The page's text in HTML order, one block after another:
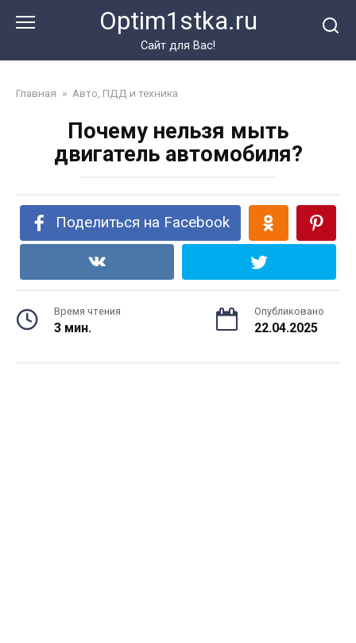
Optim1stka.ru
Сайт для Вас!
Главная » Авто, ПДД и техника
Почему нельзя мыть
двигатель автомобиля?
Поделиться на Facebook
Время чтения
3 мин.
Опубликовано
22.04.2025